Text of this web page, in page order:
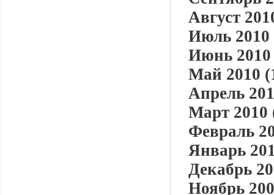
Август
Июль 2010
Июнь 2010
Май 2010
Апрель
Март 2010
Февраль
Январь
Декабрь
Ноябрь